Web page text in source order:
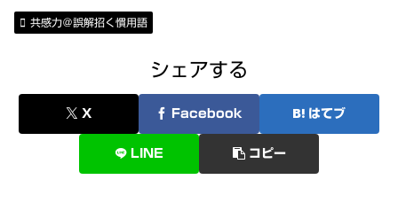
共感力＠誤解招く慣用語
シェアする
X Facebook はてブ
LINE コピー